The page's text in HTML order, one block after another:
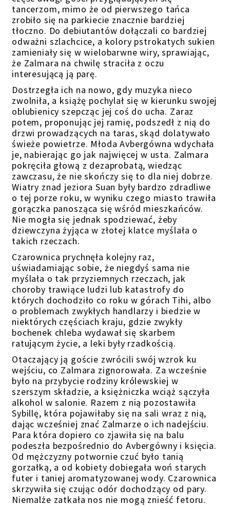
tancerzom, mimo że od pierwszego tańca
zrobiło się na parkiecie znacznie bardziej
tłoczno. Do debiutantów dołączali co bardziej
odważni szlachcice, a kolory pstrokatych sukien
zamieniały się w wielobarwne wiry, sprawiając,
że Zalmara na chwilę straciła z oczu
interesującą ją parę.
Dostrzegła ich na nowo, gdy muzyka nieco
zwolniła, a książę pochylał się w kierunku swojej
oblubienicy szepcząc jej coś do ucha. Zaraz
potem, proponując jej ramię, podszedł z nią do
drzwi prowadzących na taras, skąd dolatywało
świeże powietrze. Młoda Avbergówna wdychała
je, nabierając go jak najwięcej w usta. Zalmara
pokręciła głową z dezaprobatą, wiedząc
zawczasu, że nie skończy się to dla niej dobrze.
Wiatry znad jeziora Suan były bardzo zdradliwe
o tej porze roku, w wyniku czego miasto trawiła
gorączka panosząca się wśród mieszkańców.
Nie mogła się jednak spodziewać, żeby
dziewczyna żyjąca w złotej klatce myślała o
takich rzeczach.
Czarownica prychnęła kolejny raz,
uświadamiając sobie, że niegdyś sama nie
myślała o tak przyziemnych rzeczach, jak
choroby trawiące ludzi lub katastrofy do
których dochodziło co roku w górach Tihi, albo
o problemach zwykłych handlarzy i biedzie w
niektórych częściach kraju, gdzie zwykły
bochenek chleba wydawał się skarbem
ratującym życie, a leki były rzadkością.
Otaczający ją goście zwrócili swój wzrok ku
wejściu, co Zalmara zignorowała. Za wcześnie
było na przybycie rodziny królewskiej w
szerszym składzie, a księżniczka wciąż sączyła
alkohol w salonie. Razem z nią pozostawiła
Sybillę, która pojawiłaby się na sali wraz z nią,
dając wcześniej znać Zalmarze o ich nadejściu.
Para która dopiero co zjawiła się na balu
podeszła bezpośrednio do Avbergówny i księcia.
Od mężczyzny potwornie czuć było tanią
gorzałką, a od kobiety dobiegała woń starych
futer i taniej aromatyzowanej wody. Czarownica
skrzywiła się czując odór dochodzący od pary.
Niemalże zatkała nos nie mogą znieść fetoru.